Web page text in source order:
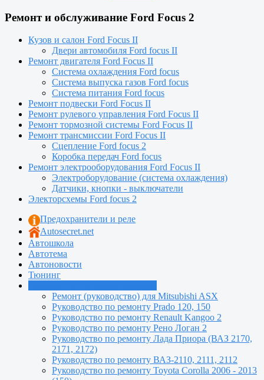
Ремонт и обслуживание Ford Focus 2
Кузов и салон Ford Focus II
Двери автомобиля Ford focus II
Ремонт двигателя Ford Focus II
Система охлаждения Ford focus
Система выпуска газов Ford focus
Система питания Ford focus
Ремонт подвески Ford Focus II
Ремонт рулевого управления Ford Focus II
Ремонт тормозной системы Ford Focus II
Ремонт трансмиссии Ford Focus II
Сцепление Ford focus 2
Коробка передач Ford focus
Ремонт электрооборудования Ford Focus II
Электроборудование (система охлаждения)
Датчики, кнопки - выключатели
Электорсхемы Ford focus 2
Предохранители и реле
Autosecret.net
Автошкола
Автотема
Автоновости
Тюнинг
Ремонт (руководство) для Mitsubishi ASX
Руководство по ремонту Prado 120, 150
Руководство по ремонту Renault Kangoo 2
Руководство по ремонту Рено Логан 2
Руководство по ремонту Лада Приора (ВАЗ 2170,
2171, 2172)
Руководство по ремонту ВАЗ-2110, 2111, 2112
Руководство по ремонту Toyota Сorolla 2006 - 2013